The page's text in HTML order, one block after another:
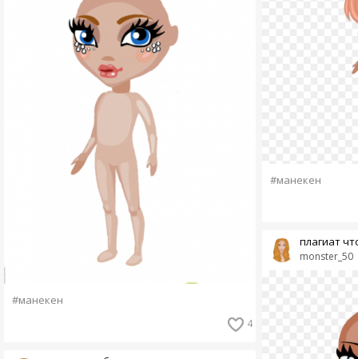
#манекен
4
#манекен
monster_50
плагиат